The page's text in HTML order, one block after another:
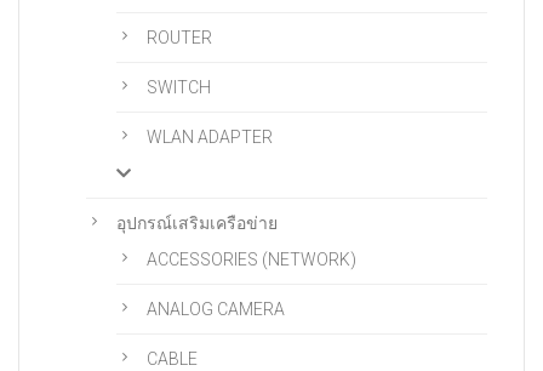
ROUTER
SWITCH
WLAN ADAPTER
อุปกรณ์เสริมเครือข่าย
ACCESSORIES (NETWORK)
ANALOG CAMERA
CABLE